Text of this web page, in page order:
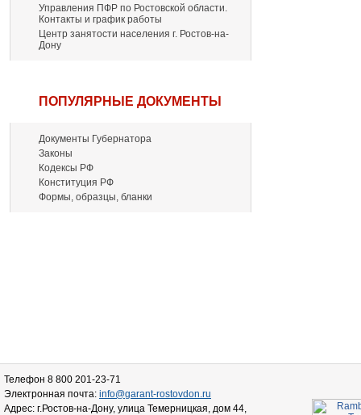
Управления ПФР по Ростовской области.
Контакты и график работы
Центр занятости населения г. Ростов-на-
Дону
ПОПУЛЯРНЫЕ ДОКУМЕНТЫ
Документы Губернатора
Законы
Кодексы РФ
Конституция РФ
Формы, образцы, бланки
Телефон 8 800 201-23-71
Электронная почта: info@garant-rostovdon.ru
Адрес: г.Ростов-на-Дону, улица Темерницкая, дом 44,